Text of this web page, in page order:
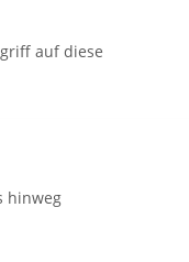
auf diese
hinweg